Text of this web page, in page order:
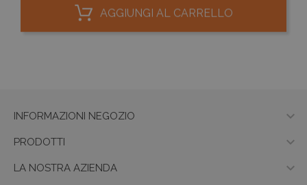
AGGIUNGI AL CARRELLO
INFORMAZIONI NEGOZIO 
PRODOTTI 
LA NOSTRA AZIENDA 